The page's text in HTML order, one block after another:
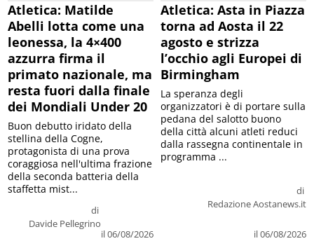
Atletica: Matilde
Abelli lotta come una
leonessa, la 4×400
azzurra firma il
primato nazionale, ma
resta fuori dalla finale
dei Mondiali Under 20
di
Davide Pellegrino
il 06/08/2026
Buon debutto iridato della
stellina della Cogne,
protagonista di una prova
coraggiosa nell'ultima frazione
della seconda batteria della
staffetta mist...
Atletica: Asta in Piazza
torna ad Aosta il 22
agosto e strizza
l’occhio agli Europei di
Birmingham
di
Redazione Aostanews.it
il 06/08/2026
La speranza degli
organizzatori è di portare sulla
pedana del salotto buono
della città alcuni atleti reduci
dalla rassegna continentale in
programma ...